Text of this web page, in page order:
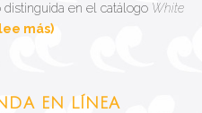
en el catálogo White
más)
EN LÍNEA